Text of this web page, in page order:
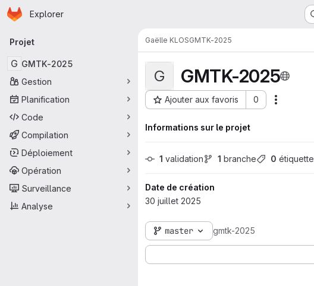
Passer au contenu principal
Page d'accueil
Explorer
Navigation principale
Projet
G GMTK-2025
Gestion
Planification
Code
Compilation
Déploiement
Opération
Surveillance
Analyse
Gaëlle KLOSGMTK-2025
G GMTK-2025
Ajouter aux favoris 0
ID du projet : 2379
Informations sur le projet
1 validation 1 branche 0 étiquette
Date de création
30 juillet 2025
master gmtk-2025